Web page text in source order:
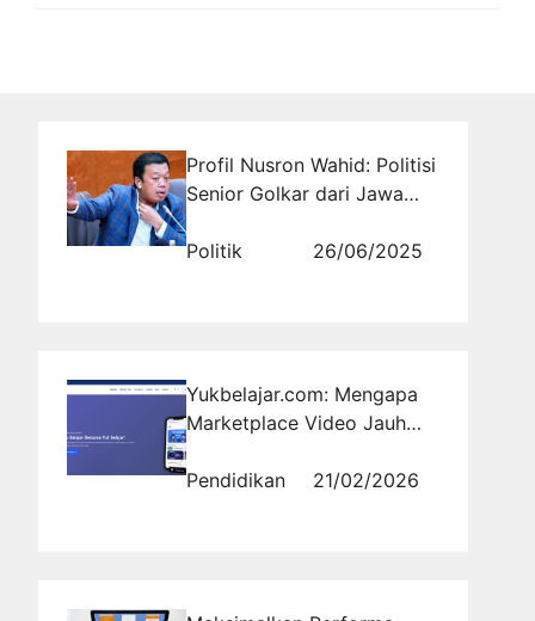
Profil Nusron Wahid: Politisi
Senior Golkar dari Jawa
Berprinsip
Politik 26/06/2025
Yukbelajar.com: Mengapa
Marketplace Video Jauh
daripada Website Sendiri?
Pendidikan 21/02/2026